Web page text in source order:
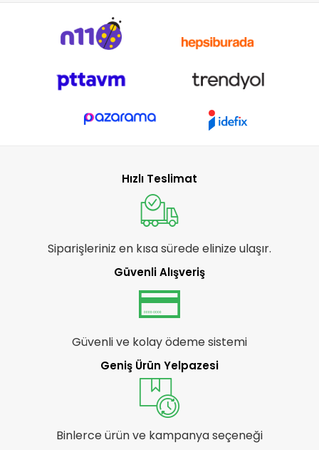
Hızlı Teslimat
Siparişleriniz en kısa sürede elinize ulaşır.
Güvenli Alışveriş
Güvenli ve kolay ödeme sistemi
Geniş Ürün Yelpazesi
Binlerce ürün ve kampanya seçeneği